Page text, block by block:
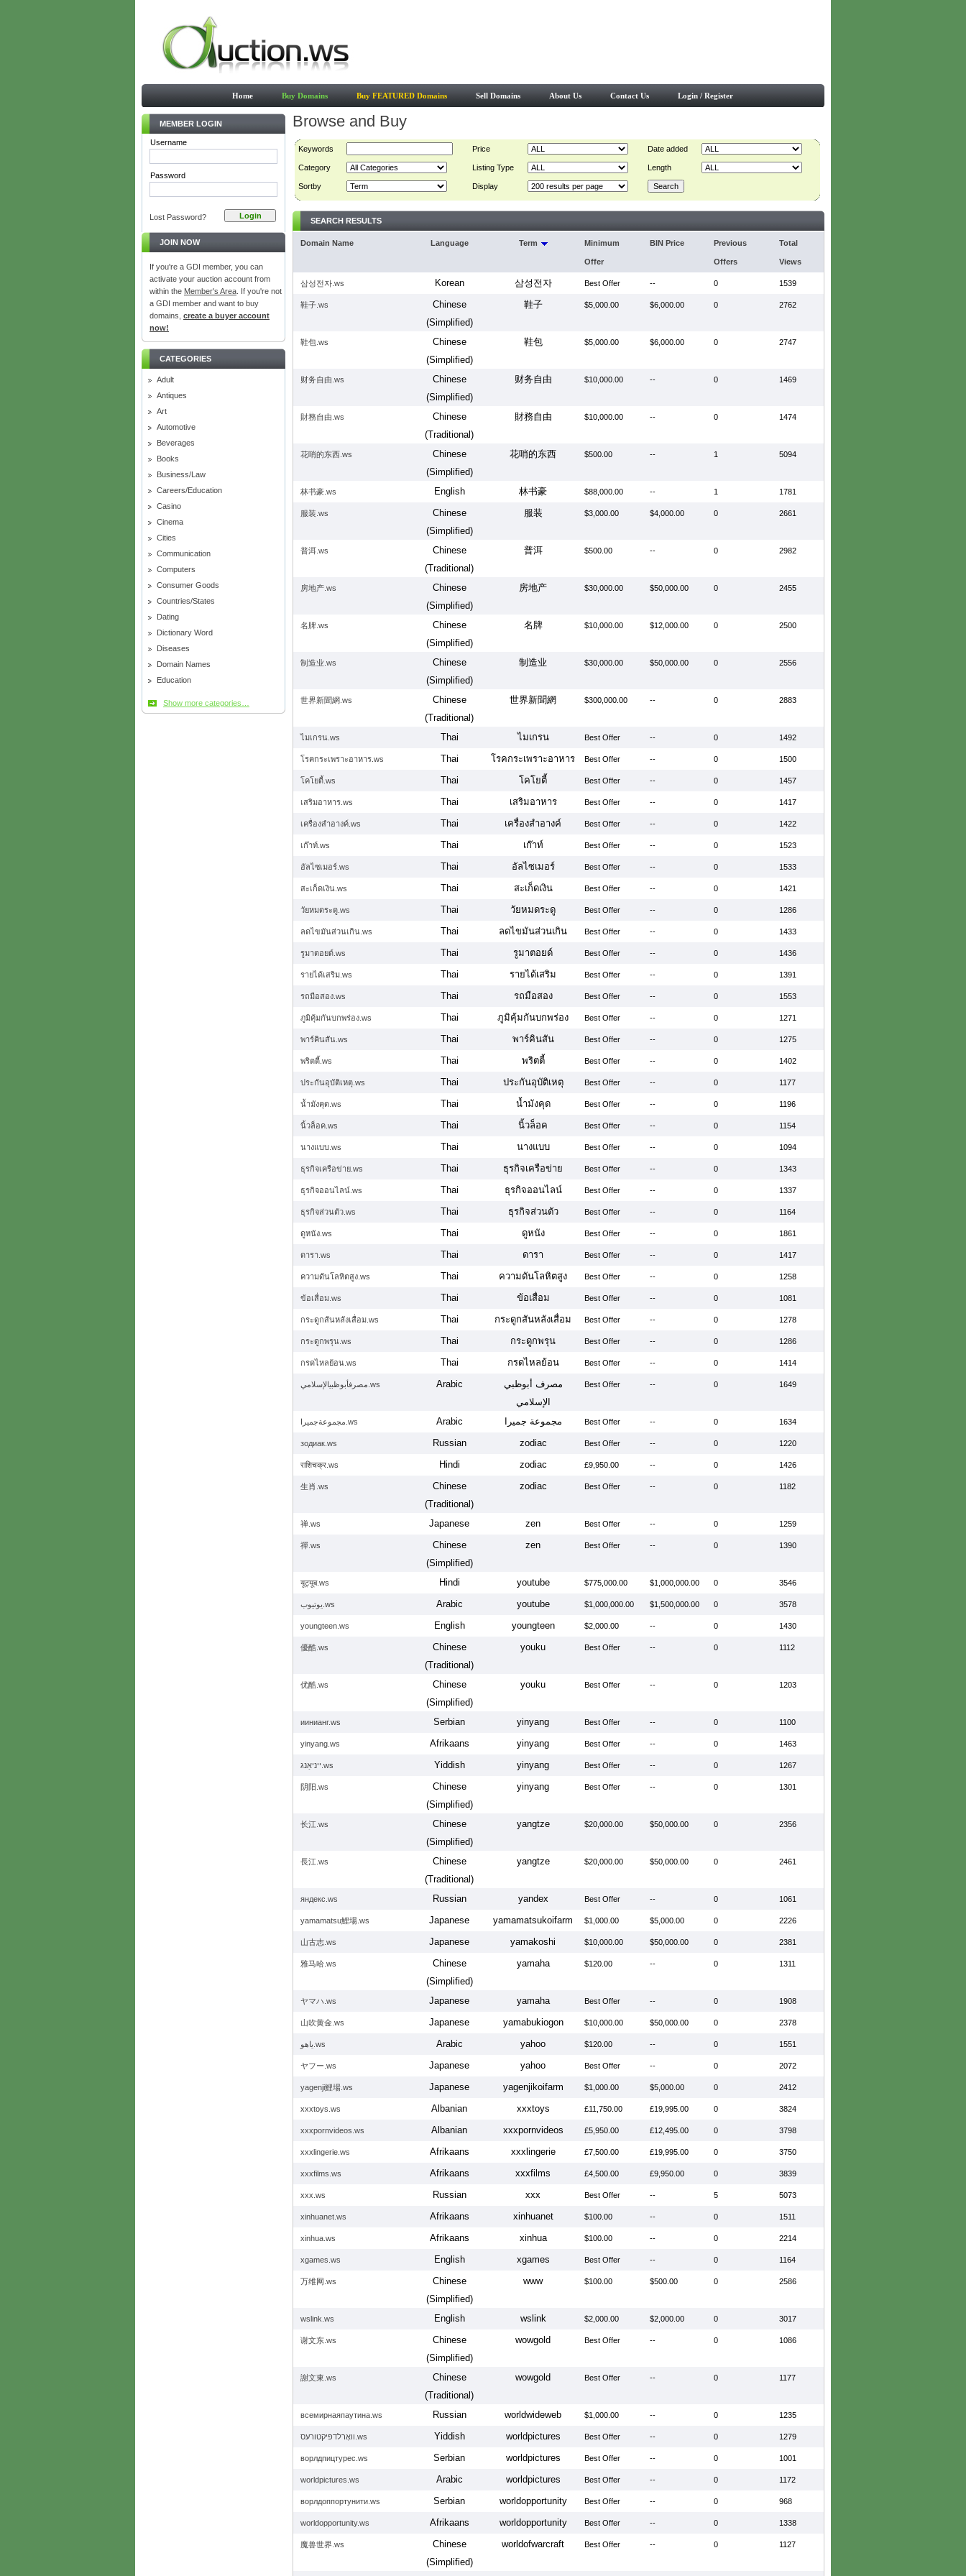
Home Buy Domains Buy FEATURED Domains Sell Domains About Us Contact Us Login / Register
MEMBER LOGIN
Username
Password
Lost Password?
JOIN NOW
If you're a GDI member, you can
activate your auction account from
within the Member's Area . If you're not
a GDI member and want to buy
domains, create a buyer account
now!
CATEGORIES
Adult
Antiques
Art
Automotive
Beverages
Books
Business/Law
Careers/Education
Casino
Cinema
Cities
Communication
Computers
Consumer Goods
Countries/States
Dating
Dictionary Word
Diseases
Domain Names
Education
Show more categories…
Browse and Buy
Keywords Price Date added
Category Listing Type Length
Sortby Display
SEARCH RESULTS
Domain Name Language Term Minimum
Offer
BIN Price Previous
Offers
Total
Views
삼성전자.ws Korean 삼성전자 Best Offer -- 0 1539
鞋子.ws
Chinese
(Simplified)
鞋子 $5,000.00 $6,000.00 0 2762
鞋包.ws
Chinese
(Simplified)
鞋包 $5,000.00 $6,000.00 0 2747
财务自由.ws
Chinese
(Simplified)
财务自由 $10,000.00 -- 0 1469
財務自由.ws
Chinese
(Traditional)
財務自由 $10,000.00 -- 0 1474
花哨的东西.ws
Chinese
(Simplified)
花哨的东西 $500.00 -- 1 5094
林书豪.ws English 林书豪 $88,000.00 -- 1 1781
服装.ws
Chinese
(Simplified)
服装 $3,000.00 $4,000.00 0 2661
普洱.ws
Chinese
(Traditional)
普洱 $500.00 -- 0 2982
房地产.ws
Chinese
(Simplified)
房地产 $30,000.00 $50,000.00 0 2455
名牌.ws
Chinese
(Simplified)
名牌 $10,000.00 $12,000.00 0 2500
制造业.ws
Chinese
(Simplified)
制造业 $30,000.00 $50,000.00 0 2556
世界新聞網.ws
Chinese
(Traditional)
世界新聞網 $300,000.00 -- 0 2883
ไมเกรน.ws Thai ไมเกรน Best Offer -- 0 1492
โรคกระเพราะอาหาร.ws Thai โรคกระเพราะอาหาร Best Offer -- 0 1500
โคโยตี้.ws Thai โคโยตี้ Best Offer -- 0 1457
เสริมอาหาร.ws Thai เสริมอาหาร Best Offer -- 0 1417
เครื่องสำอางค์.ws Thai เครื่องสำอางค์ Best Offer -- 0 1422
เก๊าท์.ws Thai เก๊าท์ Best Offer -- 0 1523
อัลไซเมอร์.ws Thai อัลไซเมอร์ Best Offer -- 0 1533
สะเก็ดเงิน.ws Thai สะเก็ดเงิน Best Offer -- 0 1421
วัยหมดระดู.ws Thai วัยหมดระดู Best Offer -- 0 1286
ลดไขมันส่วนเกิน.ws Thai ลดไขมันส่วนเกิน Best Offer -- 0 1433
รูมาตอยด์.ws Thai รูมาตอยด์ Best Offer -- 0 1436
รายได้เสริม.ws Thai รายได้เสริม Best Offer -- 0 1391
รถมือสอง.ws Thai รถมือสอง Best Offer -- 0 1553
ภูมิคุ้มกันบกพร่อง.ws Thai ภูมิคุ้มกันบกพร่อง Best Offer -- 0 1271
พาร์คินสัน.ws Thai พาร์คินสัน Best Offer -- 0 1275
พริตตี้.ws Thai พริตตี้ Best Offer -- 0 1402
ประกันอุบัติเหตุ.ws Thai ประกันอุบัติเหตุ Best Offer -- 0 1177
น้ำมังคุด.ws Thai น้ำมังคุด Best Offer -- 0 1196
นิ้วล็อค.ws Thai นิ้วล็อค Best Offer -- 0 1154
นางแบบ.ws Thai นางแบบ Best Offer -- 0 1094
ธุรกิจเครือข่าย.ws Thai ธุรกิจเครือข่าย Best Offer -- 0 1343
ธุรกิจออนไลน์.ws Thai ธุรกิจออนไลน์ Best Offer -- 0 1337
ธุรกิจส่วนตัว.ws Thai ธุรกิจส่วนตัว Best Offer -- 0 1164
ดูหนัง.ws Thai ดูหนัง Best Offer -- 0 1861
ดารา.ws Thai ดารา Best Offer -- 0 1417
ความดันโลหิตสูง.ws Thai ความดันโลหิตสูง Best Offer -- 0 1258
ข้อเสื่อม.ws Thai ข้อเสื่อม Best Offer -- 0 1081
กระดูกสันหลังเสื่อม.ws Thai กระดูกสันหลังเสื่อม Best Offer -- 0 1278
กระดูกพรุน.ws Thai กระดูกพรุน Best Offer -- 0 1286
กรดไหลย้อน.ws Thai กรดไหลย้อน Best Offer -- 0 1414
مصرفأبوظبيالإسلامي.ws Arabic
مصرف أبوظبي
الإسلامي
Best Offer -- 0 1649
مجموعةجميرا.ws Arabic مجموعة جميرا Best Offer -- 0 1634
зодиак.ws Russian zodiac Best Offer -- 0 1220
राशिचक्र.ws Hindi zodiac £9,950.00 -- 0 1426
生肖.ws
Chinese
(Traditional)
zodiac Best Offer -- 0 1182
禅.ws Japanese zen Best Offer -- 0 1259
禪.ws
Chinese
(Simplified)
zen Best Offer -- 0 1390
यूट्यूब.ws Hindi youtube $775,000.00 $1,000,000.00 0 3546
يوتيوب.ws Arabic youtube $1,000,000.00 $1,500,000.00 0 3578
youngteen.ws English youngteen $2,000.00 -- 0 1430
優酷.ws
Chinese
(Traditional)
youku Best Offer -- 0 1112
优酷.ws
Chinese
(Simplified)
youku Best Offer -- 0 1203
иинианг.ws Serbian yinyang Best Offer -- 0 1100
yinyang.ws Afrikaans yinyang Best Offer -- 0 1463
ייניאַנג.ws Yiddish yinyang Best Offer -- 0 1267
阴阳.ws
Chinese
(Simplified)
yinyang Best Offer -- 0 1301
长江.ws
Chinese
(Simplified)
yangtze $20,000.00 $50,000.00 0 2356
長江.ws
Chinese
(Traditional)
yangtze $20,000.00 $50,000.00 0 2461
яндекс.ws Russian yandex Best Offer -- 0 1061
yamamatsu鯉場.ws Japanese yamamatsukoifarm $1,000.00 $5,000.00 0 2226
山古志.ws Japanese yamakoshi $10,000.00 $50,000.00 0 2381
雅马哈.ws
Chinese
(Simplified)
yamaha $120.00 -- 0 1311
ヤマハ.ws Japanese yamaha Best Offer -- 0 1908
山吹黄金.ws Japanese yamabukiogon $10,000.00 $50,000.00 0 2378
ياهو.ws Arabic yahoo $120.00 -- 0 1551
ヤフー.ws Japanese yahoo Best Offer -- 0 2072
yagenji鯉場.ws Japanese yagenjikoifarm $1,000.00 $5,000.00 0 2412
xxxtoys.ws Albanian xxxtoys £11,750.00 £19,995.00 0 3824
xxxpornvideos.ws Albanian xxxpornvideos £5,950.00 £12,495.00 0 3798
xxxlingerie.ws Afrikaans xxxlingerie £7,500.00 £19,995.00 0 3750
xxxfilms.ws Afrikaans xxxfilms £4,500.00 £9,950.00 0 3839
ххх.ws Russian xxx Best Offer -- 5 5073
xinhuanet.ws Afrikaans xinhuanet $100.00 -- 0 1511
xinhua.ws Afrikaans xinhua $100.00 -- 0 2214
xgames.ws English xgames Best Offer -- 0 1164
万维网.ws
Chinese
(Simplified)
www $100.00 $500.00 0 2586
wslink.ws English wslink $2,000.00 $2,000.00 0 3017
谢文东.ws
Chinese
(Simplified)
wowgold Best Offer -- 0 1086
謝文東.ws
Chinese
(Traditional)
wowgold Best Offer -- 0 1177
всемирнаяпаутина.ws Russian worldwideweb $1,000.00 -- 0 1235
וואָרלדפּיקטורעס.ws Yiddish worldpictures Best Offer -- 0 1279
ворлдпицтурес.ws Serbian worldpictures Best Offer -- 0 1001
worldpictures.ws Arabic worldpictures Best Offer -- 0 1172
ворлдоппортунити.ws Serbian worldopportunity Best Offer -- 0 968
worldopportunity.ws Afrikaans worldopportunity Best Offer -- 0 1338
魔兽世界.ws
Chinese
(Simplified)
worldofwarcraft Best Offer -- 0 1127